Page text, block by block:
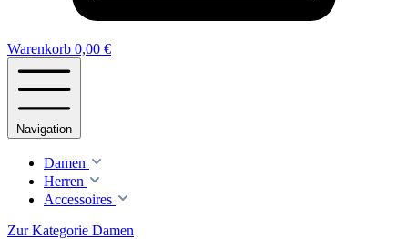
Warenkorb 0,00 €
Navigation
Damen
Herren
Accessoires
Zur Kategorie Damen